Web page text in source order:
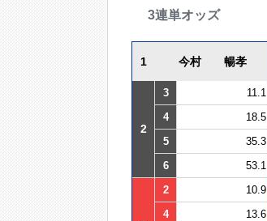
3連単オッズ
1 今村 暢孝
2
3 11.1
4
18.5
5
35.3
6
53.1
2 10.9
4
13.6